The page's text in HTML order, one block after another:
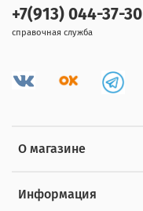
О магазине
Информация
+7(913) 044-37-30
справочная служба